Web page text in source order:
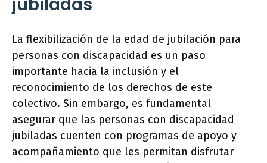
La flexibilización de la edad de jubilación para
personas con discapacidad es un paso
importante hacia la inclusión y el
reconocimiento de los derechos de este
colectivo. Sin embargo, es fundamental
asegurar que las personas con discapacidad
jubiladas cuenten con programas de apoyo y
acompañamiento que les permitan disfrutar